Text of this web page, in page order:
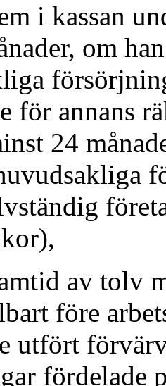
i kassan
om
för annans
24
av tolv
före
utfört
fördelade